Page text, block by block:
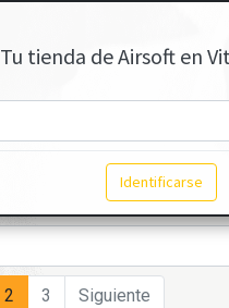
Tu tienda de Airsoft en
Identificarse
2 3 Siguiente